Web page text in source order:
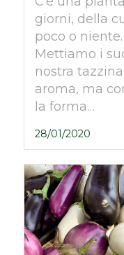
giorni, della
poco o
Mettiamo i
nostra
aroma, ma
la forma…
28/01/2020